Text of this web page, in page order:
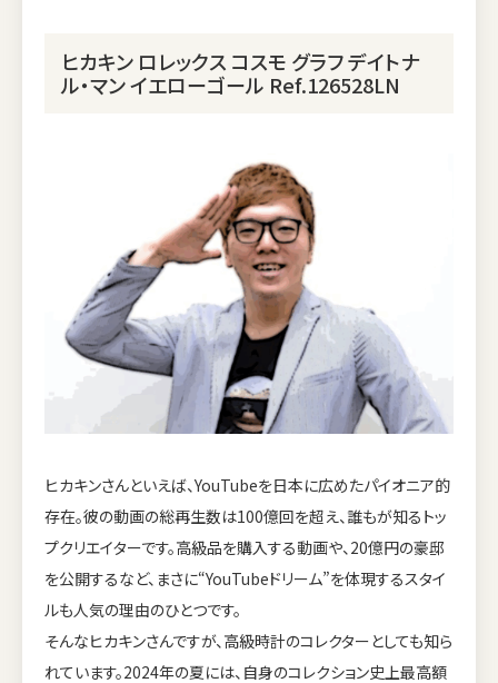
ヒカキン ロレックス コスモ グラフ デイトナ
ル・マン イエローゴール Ref.126528LN
ヒカキンさんといえば、YouTubeを日本に広めたパイオニア的
存在。彼の動画の総再生数は100億回を超え、誰もが知るトッ
プクリエイターです。高級品を購入する動画や、20億円の豪邸
を公開するなど、まさに“YouTubeドリーム”を体現するスタイ
ルも人気の理由のひとつです。
そんなヒカキンさんですが、高級時計のコレクターとしても知ら
れています。2024年の夏には、自身のコレクション史上最高額